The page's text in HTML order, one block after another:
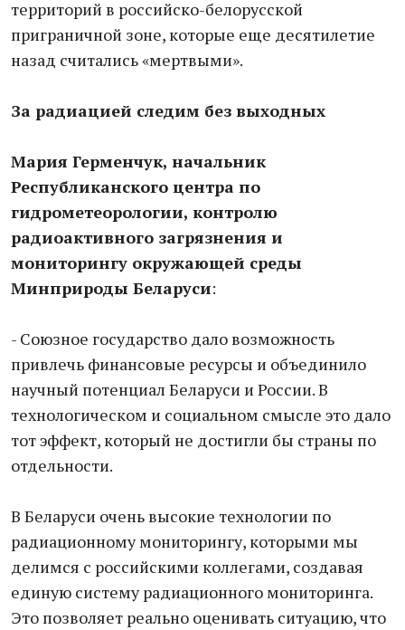
территорий в российско-белорусской
приграничной зоне, которые еще десятилетие
назад считались «мертвыми».
За радиацией следим без выходных
Мария Герменчук, начальник
Республиканского центра по
гидрометеорологии, контролю
радиоактивного загрязнения и
мониторингу окружающей среды
Минприроды Беларуси:
- Союзное государство дало возможность
привлечь финансовые ресурсы и объединило
научный потенциал Беларуси и России. В
технологическом и социальном смысле это дало
тот эффект, который не достигли бы страны по
отдельности.
В Беларуси очень высокие технологии по
радиационному мониторингу, которыми мы
делимся с российскими коллегами, создавая
единую систему радиационного мониторинга.
Это позволяет реально оценивать ситуацию, что